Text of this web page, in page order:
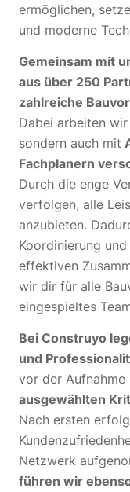
ermöglichen,
und moderne
Gemeinsam mit
aus über 250
zahlreiche
Dabei arbeiten
sondern auch mit
Fachplanern
Durch die enge
verfolgen, alle
anzubieten.
Koordinierung
effektiven
wir dir für alle
eingespieltes
Bei Construyo
und
vor der Aufnahme
ausgewählten
Nach ersten
Netzwerk
führen wir